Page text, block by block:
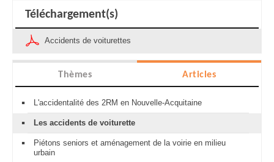
Téléchargement(s)
Accidents de voiturettes
Thèmes Articles
L'accidentalité des 2RM en Nouvelle-Acquitaine
Les accidents de voiturette
Piétons seniors et aménagement de la voirie en milieu
urbain